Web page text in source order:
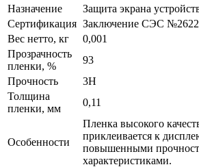
Назначение
Защита экрана
Сертификация Заключение СЭС
Вес нетто, кг
0,001
Прозрачность
пленки, %
93
Прочность
3H
Толщина
пленки, мм
0,11
Особенности
Пленка высокого
приклеивается к
повышенными
характеристиками.